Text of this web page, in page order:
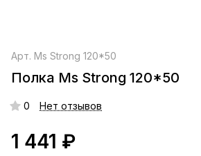
Арт. Ms Strong 120*50
Полка Ms Strong 120*50
0 Нет отзывов
1 441 ₽